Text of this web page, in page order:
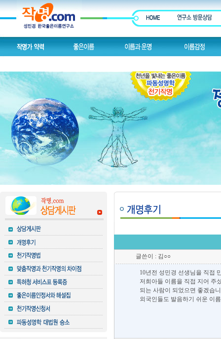
글쓴이 : 김○○
10년전 성민경 선생님을 직접
저희아들 이름을 직접 지어 주
되는 사람이 되었으면 좋겠습
외국인들도 발음하기 쉬운 이